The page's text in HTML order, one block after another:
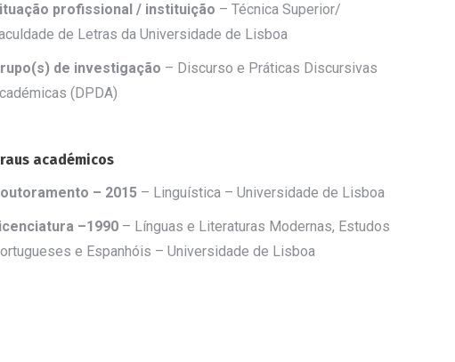
profissional / instituição – Técnica Superior/
de Letras da Universidade de Lisboa
de investigação – Discurso e Práticas Discursivas
(DPDA)
académicos
– 2015 – Linguística – Universidade de Lisboa
–1990 – Línguas e Literaturas Modernas, Estudos
e Espanhóis – Universidade de Lisboa